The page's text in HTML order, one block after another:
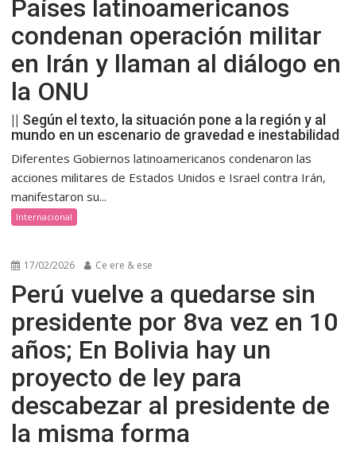
Países latinoamericanos
condenan operación militar
en Irán y llaman al diálogo en
la ONU
|| Según el texto, la situación pone a la región y al
mundo en un escenario de gravedad e inestabilidad
Diferentes Gobiernos latinoamericanos condenaron las
acciones militares de Estados Unidos e Israel contra Irán,
manifestaron su...
Internacional
17/02/2026 Ce ere & ese
Perú vuelve a quedarse sin
presidente por 8va vez en 10
años; En Bolivia hay un
proyecto de ley para
descabezar al presidente de
la misma forma